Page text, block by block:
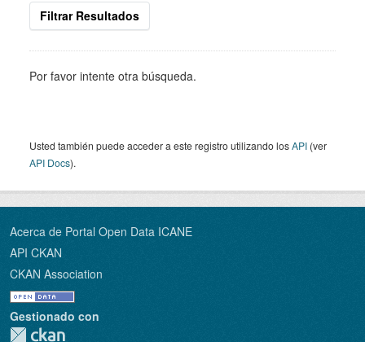
Filtrar Resultados
Por favor intente otra búsqueda.
Usted también puede acceder a este registro utilizando losAPI (ver
API Docs).
Acerca de Portal Open Data ICANE
API CKAN
CKAN Association
Gestionado con